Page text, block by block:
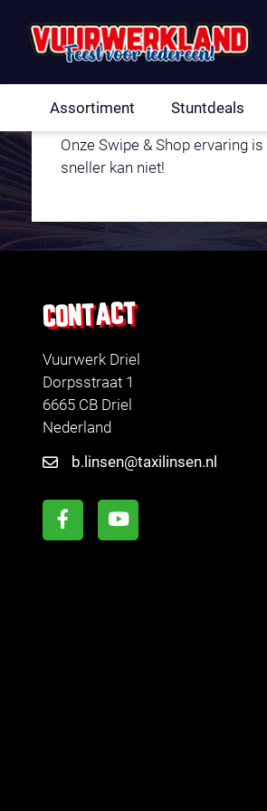
Assortiment Stuntdeals
SWIPE &
Onze Swipe & Shop ervaring
sneller kan niet!
CONTACT
Vuurwerk Driel
Dorpsstraat 1
6665 CB Driel
Nederland
b.linsen@taxilinsen.nl